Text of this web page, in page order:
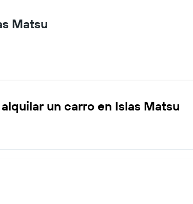
Matsu
un carro en Islas Matsu